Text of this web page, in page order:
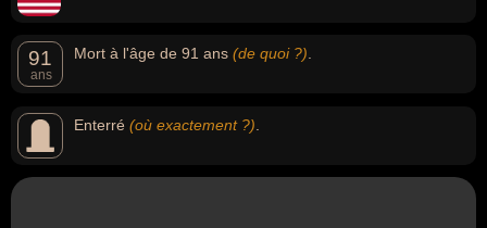
91
ans
Mort à l'âge de 91 ans (de quoi ?)
Enterré (où exactement ?)